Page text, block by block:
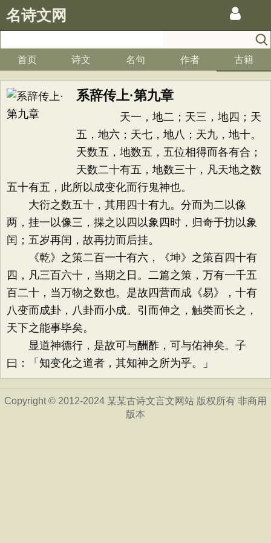
名诗文网
首页 诗文 名句 作者 古籍
系辞传上·第九章
天一，地二；天三，地四；天
五，地六；天七，地八；天九，地十。
天数五，地数五，五位相得而各有合；
天数二十有五，地数三十，凡天地之数
五十有五，此所以成变化而行鬼神也。
大衍之数五十，其用四十有九。分而为二以像
两，挂一以像三，揲之以四以象四时，归奇于扐以象
闰；五岁再闰，故再扐而后挂。
《乾》之策二百一十有六，《坤》之策百四十有
四，凡三百六十，当期之日。二篇之策，万有一千五
百二十，当万物之数也。是故四营而成《易》，十有
八变而成卦，八卦而小成。引而伸之，触类而长之，
天下之能事毕矣。
显道神德行，是故可与酬酢，可与佑神矣。子
曰：「知变化之道者，其知神之所为乎。」
Copyright © 2012-2024 某某古诗文言文网站 版权所有 非商用
版本